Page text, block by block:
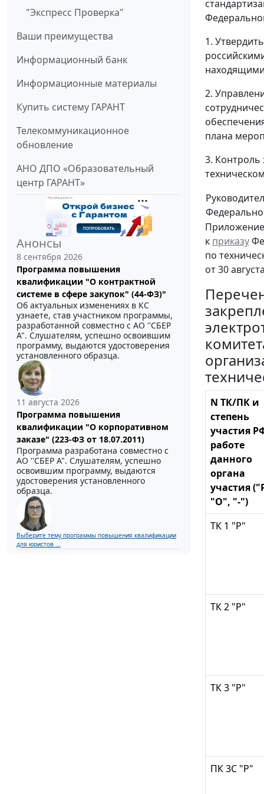
"Экспресс Проверка"
Ваши преимущества
Информационный банк
Информационные материалы
Купить систему ГАРАНТ
Телекоммуникационное
обновление
АНО ДПО «Образовательный
центр ГАРАНТ»
Анонсы
8 сентября 2026
Программа повышения
квалификации "О контрактной
системе в сфере закупок" (44-ФЗ)"
Об актуальных изменениях в КС
узнаете, став участником программы,
разработанной совместно с АО ''СБЕР
А". Слушателям, успешно освоившим
программу, выдаются удостоверения
установленного образца.
11 августа 2026
Программа повышения
квалификации "О корпоративном
заказе" (223-ФЗ от 18.07.2011)
Программа разработана совместно с
АО ''СБЕР А". Слушателям, успешно
освоившим программу, выдаются
удостоверения установленного
образца.
Выберите тему программы повышения квалификации
для юристов ...
1.
2.
плана
3. Контроль
Приложение
к приказу
по
от 30
N ТК/ПК и
степень
участия
работе
данного
органа
участия
"О", "-")
TК 1 "Р"
ТК 2 "Р"
ТК 3 "Р"
ПК 3С "Р"